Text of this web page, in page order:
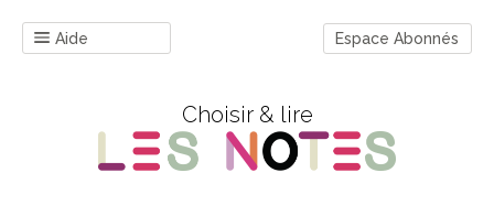
Aide Espace Abonnés
Choisir & lire